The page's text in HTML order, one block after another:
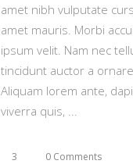
amet nibh vulputate
amet mauris. Morbi
ipsum velit. Nam nec
tincidunt auctor a
Aliquam lorem ante,
viverra quis,
3
0 Comments